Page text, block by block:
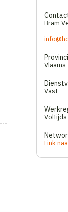
Bram
Vast
Voltijds
Link